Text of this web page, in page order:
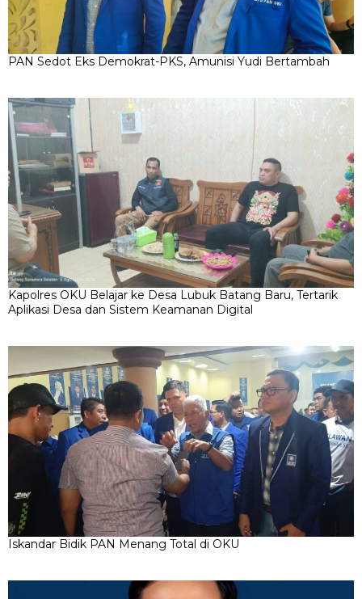
PAN Sedot Eks Demokrat-PKS, Amunisi Yudi Bertambah
Kapolres OKU Belajar ke Desa Lubuk Batang Baru, Tertarik
Aplikasi Desa dan Sistem Keamanan Digital
Iskandar Bidik PAN Menang Total di OKU